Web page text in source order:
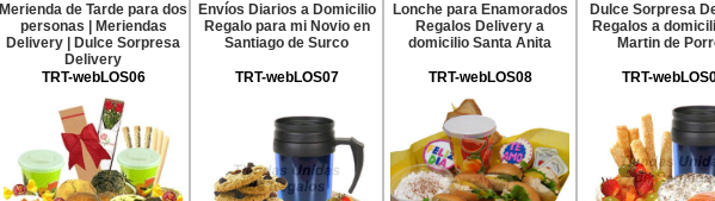
Merienda de Tarde para dos
personas | Meriendas
Delivery | Dulce Sorpresa
Delivery
TRT-webLOS06
Envíos Diarios a Domicilio
Regalo para mi Novio en
Santiago de Surco
TRT-webLOS07
Lonche para Enamorados
Regalos Delivery a
domicilio Santa Anita
TRT-webLOS08
Dulce Sorpresa
Regalos a
Martin de
TRT-